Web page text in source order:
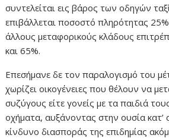
συντελείται εις βάρος των οδηγών
επιβάλλεται ποσοστό πληρότητας
άλλους μεταφορικούς κλάδους
και 65%.
Επεσήμανε δε τον παραλογισμό του
χωρίζει οικογένειες που θέλουν να
συζύγους είτε γονείς με τα παιδιά
οχήματα, αυξάνοντας στην ουσία
κίνδυνο διασποράς της επιδημίας